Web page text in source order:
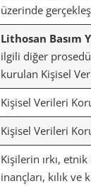
üzerinde
Lithosan Basım
ilgili diğer
kurulan Kişisel
Kişisel Verileri
Kişisel Verileri
Kişilerin ırkı,
inançları, kılık ve